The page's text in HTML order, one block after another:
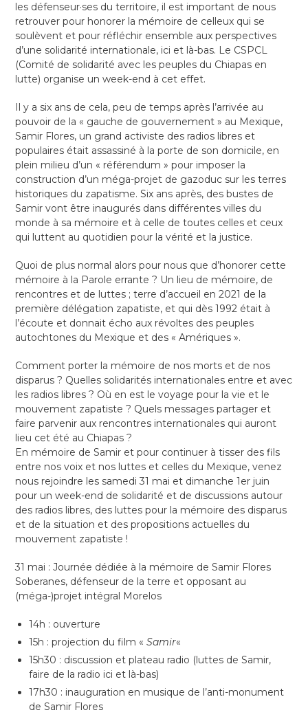
les défenseur·ses du territoire, il est important de nous
retrouver pour honorer la mémoire de celleux qui se
soulèvent et pour réfléchir ensemble aux perspectives
d’une solidarité internationale, ici et là-bas. Le CSPCL
(Comité de solidarité avec les peuples du Chiapas en
lutte) organise un week-end à cet effet.
Il y a six ans de cela, peu de temps après l’arrivée au
pouvoir de la « gauche de gouvernement » au Mexique,
Samir Flores, un grand activiste des radios libres et
populaires était assassiné à la porte de son domicile, en
plein milieu d’un « référendum » pour imposer la
construction d’un méga-projet de gazoduc sur les terres
historiques du zapatisme. Six ans après, des bustes de
Samir vont être inaugurés dans différentes villes du
monde à sa mémoire et à celle de toutes celles et ceux
qui luttent au quotidien pour la vérité et la justice.
Quoi de plus normal alors pour nous que d’honorer cette
mémoire à la Parole errante ? Un lieu de mémoire, de
rencontres et de luttes ; terre d’accueil en 2021 de la
première délégation zapatiste, et qui dès 1992 était à
l’écoute et donnait écho aux révoltes des peuples
autochtones du Mexique et des « Amériques ».
Comment porter la mémoire de nos morts et de nos
disparus ? Quelles solidarités internationales entre et avec
les radios libres ? Où en est le voyage pour la vie et le
mouvement zapatiste ? Quels messages partager et
faire parvenir aux rencontres internationales qui auront
lieu cet été au Chiapas ?
En mémoire de Samir et pour continuer à tisser des fils
entre nos voix et nos luttes et celles du Mexique, venez
nous rejoindre les samedi 31 mai et dimanche 1er juin
pour un week-end de solidarité et de discussions autour
des radios libres, des luttes pour la mémoire des disparus
et de la situation et des propositions actuelles du
mouvement zapatiste !
31 mai : Journée dédiée à la mémoire de Samir Flores
Soberanes, défenseur de la terre et opposant au
(méga-)projet intégral Morelos
14h : ouverture
15h : projection du film «Samir«
15h30 : discussion et plateau radio (luttes de Samir,
faire de la radio ici et là-bas)
17h30 : inauguration en musique de l’anti-monument
de Samir Flores